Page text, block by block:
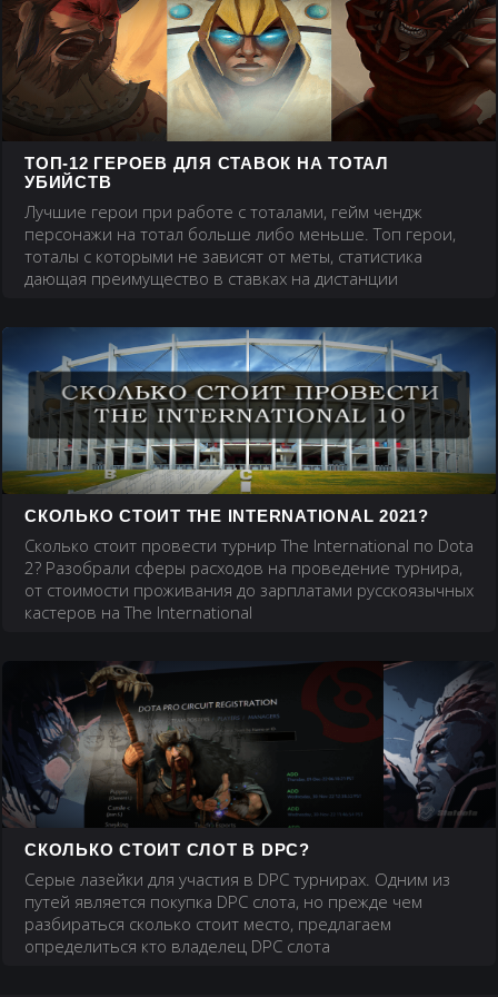
ТОП-12 ГЕРОЕВ ДЛЯ СТАВОК НА ТОТАЛ
УБИЙСТВ
Лучшие герои при работе с тоталами, гейм чендж
персонажи на тотал больше либо меньше. Топ герои,
тоталы с которыми не зависят от меты, статистика
дающая преимущество в ставках на дистанции
СКОЛЬКО СТОИТ THE INTERNATIONAL 2021?
Сколько стоит провести турнир The International по Dota
2? Разобрали сферы расходов на проведение турнира,
от стоимости проживания до зарплатами русскоязычных
кастеров на The International
СКОЛЬКО СТОИТ СЛОТ В DPC?
Серые лазейки для участия в DPC турнирах. Одним из
путей является покупка DPC слота, но прежде чем
разбираться сколько стоит место, предлагаем
определиться кто владелец DPC слота